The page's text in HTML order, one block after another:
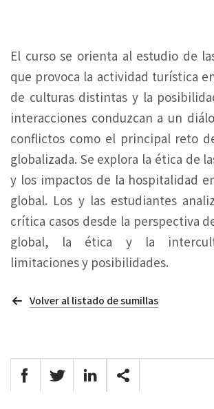
El curso se orienta al estudio de
que provoca la actividad turística
de culturas distintas y la
interacciones conduzcan a un
conflictos como el principal reto
globalizada. Se explora la ética de
y los impactos de la hospitalidad
global. Los y las estudiantes
crítica casos desde la perspectiva
global, la ética y la
limitaciones y posibilidades.
Volver al listado de sumillas